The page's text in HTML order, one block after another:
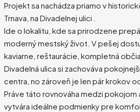
Projekt sa nachádza priamo v
Trnava, na Divadelnej ulici .
Ide o lokalitu, kde sa prirodzene
moderný mestský život. V pešej
kaviarne, reštaurácie, kompletná
Divadelná ulica si zachováva
centra, no zároveň je len pár krokov
Práve táto rovnováha medzi pokojom
vytvára ideálne podmienky pre